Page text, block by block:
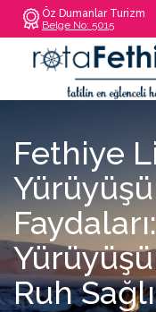
Öz Dumanlar Turizm
Belge No: 5015
Fethiye
Ruh